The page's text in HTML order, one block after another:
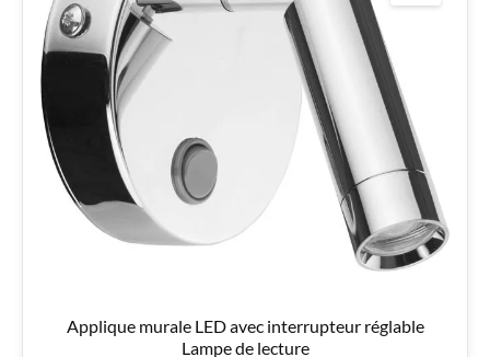
Applique murale LED avec interrupteur réglable
Lampe de lecture